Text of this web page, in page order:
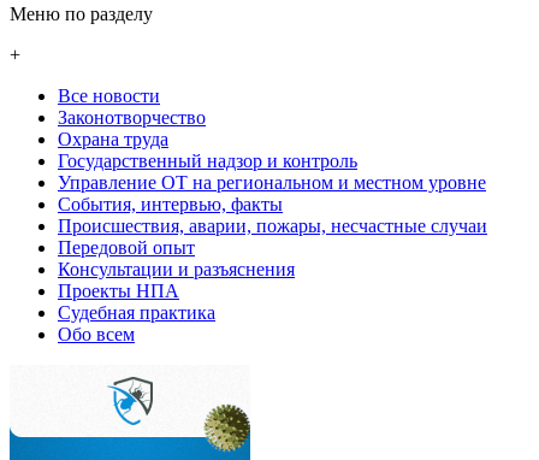
Меню по разделу
+
Все новости
Законотворчество
Охрана труда
Государственный надзор и контроль
Управление ОТ на региональном и местном уровне
События, интервью, факты
Происшествия, аварии, пожары, несчастные случаи
Передовой опыт
Консультации и разъяснения
Проекты НПА
Судебная практика
Обо всем